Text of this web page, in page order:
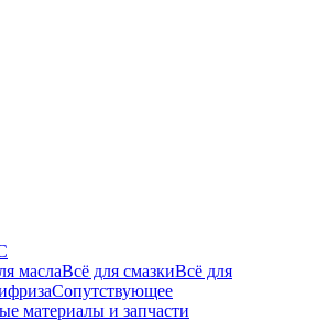
маслаВсё для смазкиВсё для
Сопутствующее
материалы и запчасти